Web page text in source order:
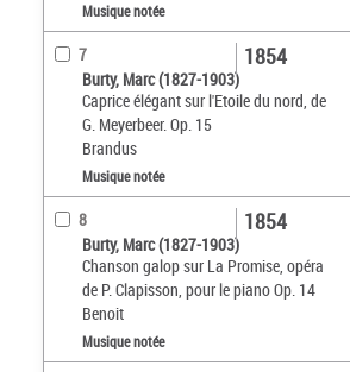
Musique notée
7
Burty, Marc (1827-1903)
Caprice élégant sur l'Etoile du nord, de
G. Meyerbeer. Op. 15
Brandus
1854
Musique notée
8
Burty, Marc (1827-1903)
Chanson galop sur La Promise, opéra
de P. Clapisson, pour le piano Op. 14
Benoit
1854
Musique notée